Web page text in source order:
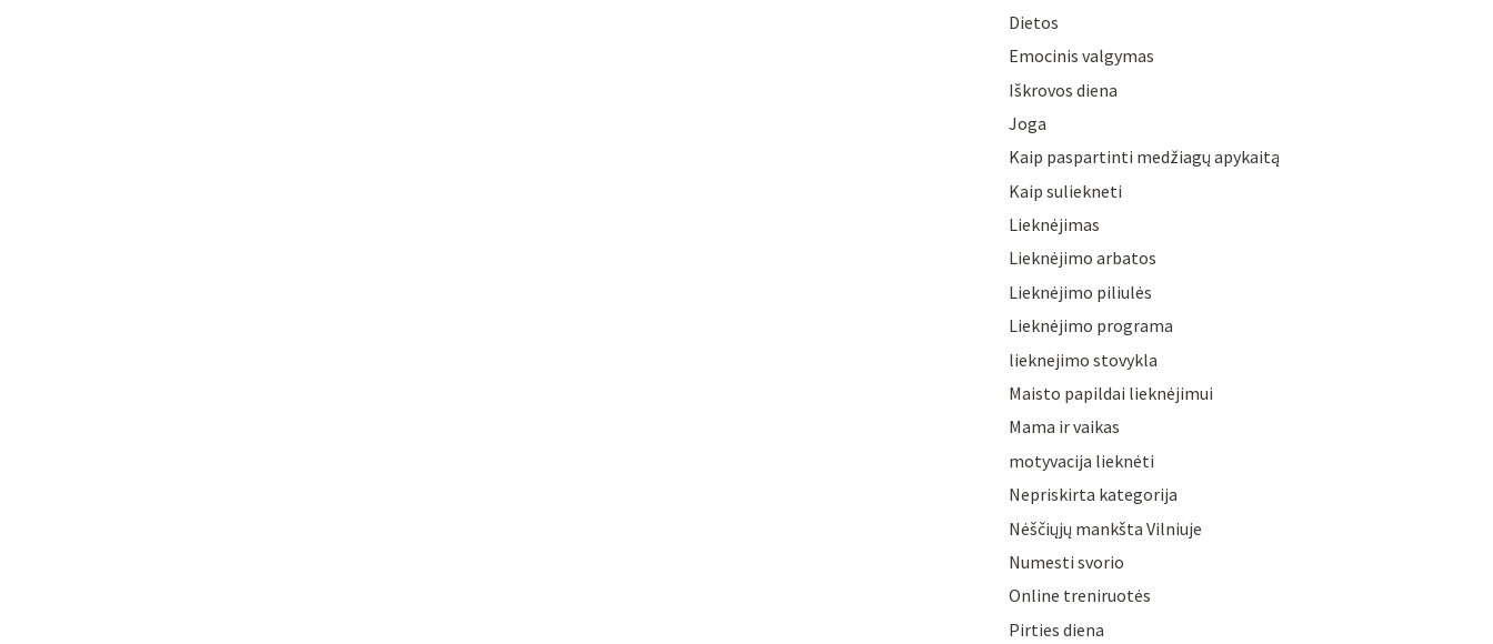
Dietos
Emocinis valgymas
Iškrovos diena
Joga
Kaip paspartinti medžiagų apykaitą
Kaip suliekneti
Lieknėjimas
Lieknėjimo arbatos
Lieknėjimo piliulės
Lieknėjimo programa
lieknejimo stovykla
Maisto papildai lieknėjimui
Mama ir vaikas
motyvacija lieknėti
Nepriskirta kategorija
Nėščiųjų mankšta Vilniuje
Numesti svorio
Online treniruotės
Pirties diena